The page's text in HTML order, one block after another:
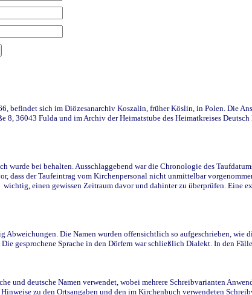
befindet sich im Diözesanarchiv Koszalin, früher Köslin, in Polen. Die
8, 36043 Fulda und im Archiv der Heimatstube des Heimatkreises
wurde bei behalten. Ausschlaggebend war die Chronologie des
dass der Taufeintrag vom Kirchenpersonal nicht unmittelbar
einen gewissen Zeitraum davor und dahinter zu überprüfen. Eine
Abweichungen. Die Namen wurden offensichtlich so aufgeschrieben, wie
gesprochene Sprache in den Dörfern war schließlich Dialekt. In den
und deutsche Namen verwendet, wobei mehrere Schreibvarianten
zu den Ortsangaben und den im Kirchenbuch verwendeten